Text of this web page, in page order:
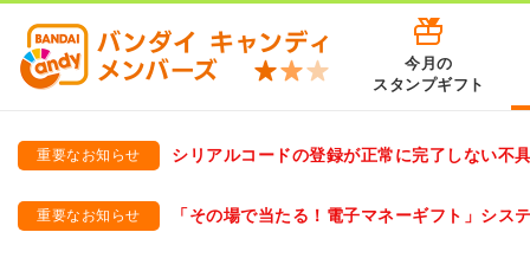
今月の
スタンプギフト
重要なお知らせ
シリアルコードの登録が正常に完了しない不
重要なお知らせ
「その場で当たる！電子マネーギフト」シス